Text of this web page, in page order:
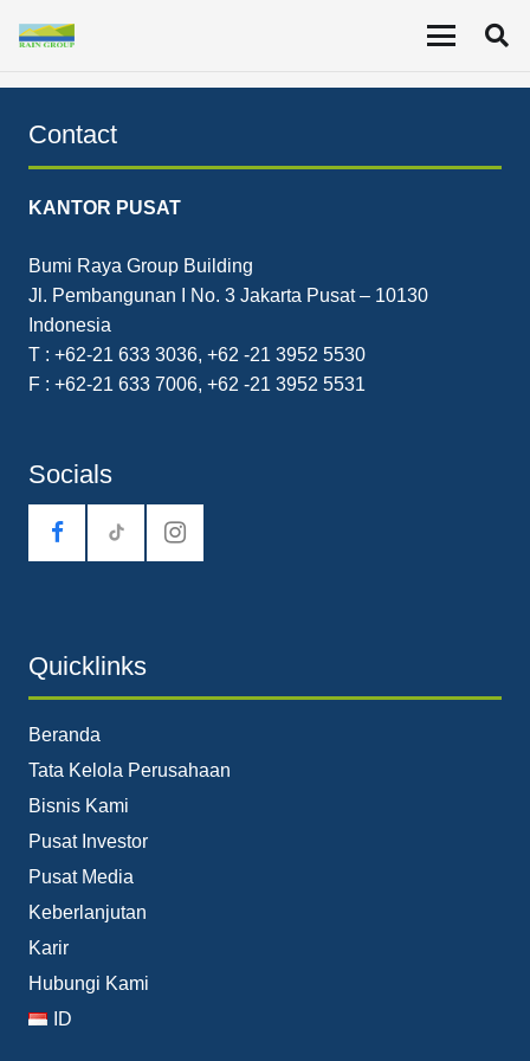
2016 & beserta laporan auditor independen.
Contact
KANTOR PUSAT
Bumi Raya Group Building
Jl. Pembangunan I No. 3 Jakarta Pusat – 10130
Indonesia
T : +62-21 633 3036, +62 -21 3952 5530
F : +62-21 633 7006, +62 -21 3952 5531
Socials
tiktok
Quicklinks
Beranda
Tata Kelola Perusahaan
Bisnis Kami
Pusat Investor
Pusat Media
Keberlanjutan
Karir
Hubungi Kami
ID